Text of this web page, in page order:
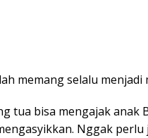
memang selalu
tua bisa mengajak anak
Nggak